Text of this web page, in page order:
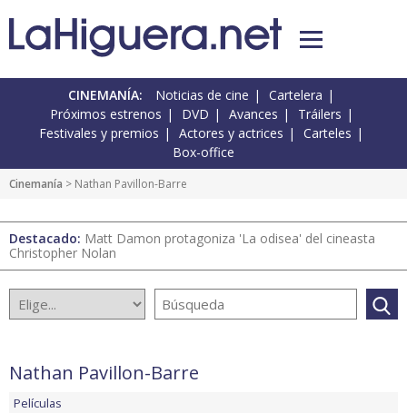
CINEMANÍA: Noticias de cine
Cartelera
Próximos estrenos
DVD Avances
Tráilers
Festivales y premios
Actores y actrices
Carteles
Box-office
Cinemanía > Nathan Pavillon-Barre
Destacado: Matt Damon protagoniza 'La odisea' del cineasta
Christopher Nolan
Nathan Pavillon-Barre
Películas